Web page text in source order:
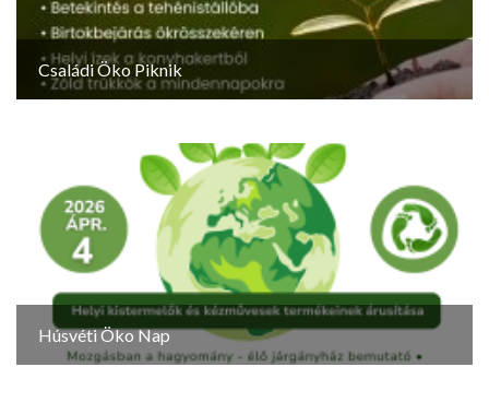
Családi Öko Piknik
Húsvéti Öko Nap